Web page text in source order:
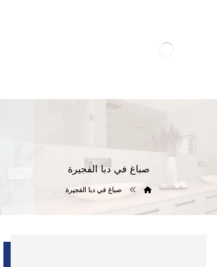
صباغ في دبا الفجيرة
صباغ في دبا الفجيرة